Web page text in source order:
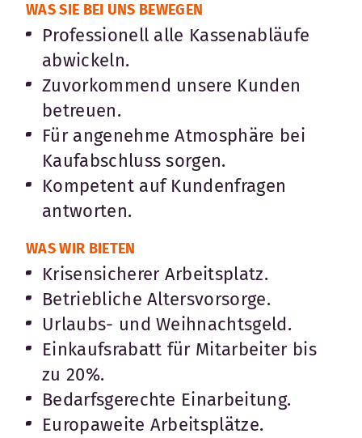
WAS SIE BEI UNS BEWEGEN
Professionell alle Kassenabläufe
abwickeln.
Zuvorkommend unsere Kunden
betreuen.
Für angenehme Atmosphäre bei
Kaufabschluss sorgen.
Kompetent auf Kundenfragen
antworten.
WAS WIR BIETEN
Krisensicherer Arbeitsplatz.
Betriebliche Altersvorsorge.
Urlaubs- und Weihnachtsgeld.
Einkaufsrabatt für Mitarbeiter bis
zu 20%.
Bedarfsgerechte Einarbeitung.
Europaweite Arbeitsplätze.